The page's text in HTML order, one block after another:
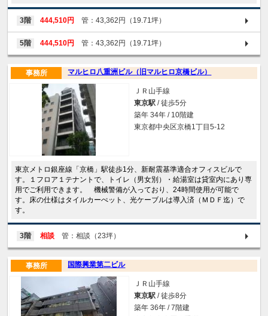
3階 444,510円 管：43,362円（19.71坪）
5階 444,510円 管：43,362円（19.71坪）
マルヒロ八重洲ビル（旧マルヒロ京橋ビル）
事務所
ＪＲ山手線
東京駅 / 徒歩5分
築年 34年 / 10階建
東京都中央区京橋1丁目5-12
東京メトロ銀座線「京橋」駅徒歩1分、新耐震基準適合オフィスビルで
す。１フロア１テナントで、トイレ（男女別）・給湯室は貸室内にあり専
用でご利用できます。 機械警備が入っており、24時間使用が可能で
す。床の仕様はタイルカーぺット、光ケーブルは導入済（ＭＤＦ迄）で
す。
3階 相談 管：相談（23坪）
国際興業第二ビル
事務所
ＪＲ山手線
東京駅 / 徒歩8分
築年 36年 / 7階建